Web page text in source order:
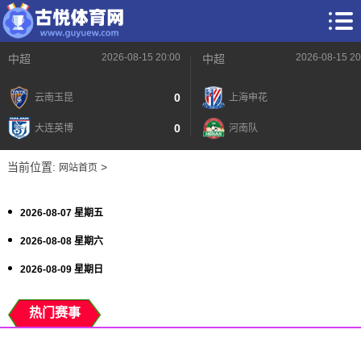
中超 2026-08-15 20:00
云南玉昆 0
大连英博 0
中超 2026-08-15
上海申花
河南队
当前位置: 网站首页>
2026-08-07 星期五
2026-08-08 星期六
2026-08-09 星期日
热门赛事